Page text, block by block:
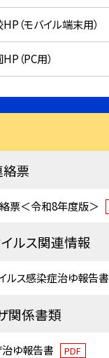
（モバイル端末用）
（PC用）
票
票＜令和8年度版＞
ルス関連情報
ルス感染症治ゆ報告書
関係書類
治ゆ報告書 PDF